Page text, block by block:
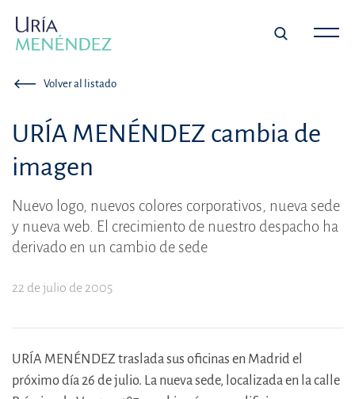
Volver al listado
URÍA MENÉNDEZ cambia de
imagen
Nuevo logo, nuevos colores corporativos, nueva sede
y nueva web. El crecimiento de nuestro despacho ha
derivado en un cambio de sede
22 de julio de 2005
URÍA MENÉNDEZ traslada sus oficinas en Madrid el
próximo día 26 de julio. La nueva sede, localizada en la calle